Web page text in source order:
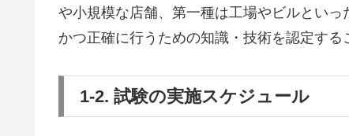
や小規模な店舗、第一種は工場やビルとい
かつ正確に行うための知識・技術を認定する
1-2. 試験の実施スケジュール